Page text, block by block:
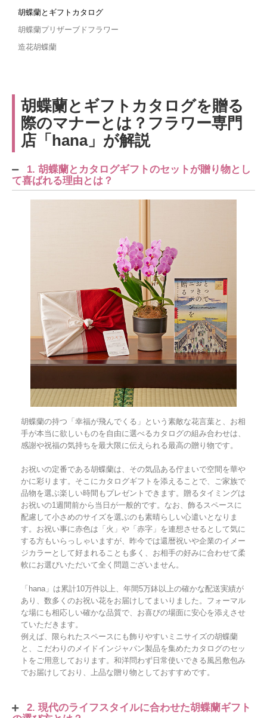
胡蝶蘭とギフトカタログ
胡蝶蘭プリザーブドフラワー
造花胡蝶蘭
胡蝶蘭とギフトカタログを贈る
際のマナーとは？フラワー専門
店「hana」が解説
1. 胡蝶蘭とカタログギフトのセットが贈り物とし
て喜ばれる理由とは？
胡蝶蘭の持つ「幸福が飛んでくる」という素敵な花言葉と、お相
手が本当に欲しいものを自由に選べるカタログの組み合わせは、
感謝や祝福の気持ちを最大限に伝えられる最高の贈り物です。
お祝いの定番である胡蝶蘭は、その気品ある佇まいで空間を華や
かに彩ります。そこにカタログギフトを添えることで、ご家族で
品物を選ぶ楽しい時間もプレゼントできます。贈るタイミングは
お祝いの1週間前から当日が一般的です。なお、飾るスペースに
配慮して小さめのサイズを選ぶのも素晴らしい心遣いとなりま
す。お祝い事に赤色は「火」や「赤字」を連想させるとして気に
する方もいらっしゃいますが、昨今では還暦祝いや企業のイメー
ジカラーとして好まれることも多く、お相手の好みに合わせて柔
軟にお選びいただいて全く問題ございません。
「hana」は累計10万件以上、年間5万鉢以上の確かな配送実績が
あり、数多くのお祝い花をお届けしてまいりました。フォーマル
な場にも相応しい確かな品質で、お喜びの場面に安心を添えさせ
ていただきます。
例えば、限られたスペースにも飾りやすいミニサイズの胡蝶蘭
と、こだわりのメイドインジャパン製品を集めたカタログのセッ
トをご用意しております。和洋問わず日常使いできる風呂敷包み
でお届けしており、上品な贈り物としておすすめです。
2. 現代のライフスタイルに合わせた胡蝶蘭ギフト